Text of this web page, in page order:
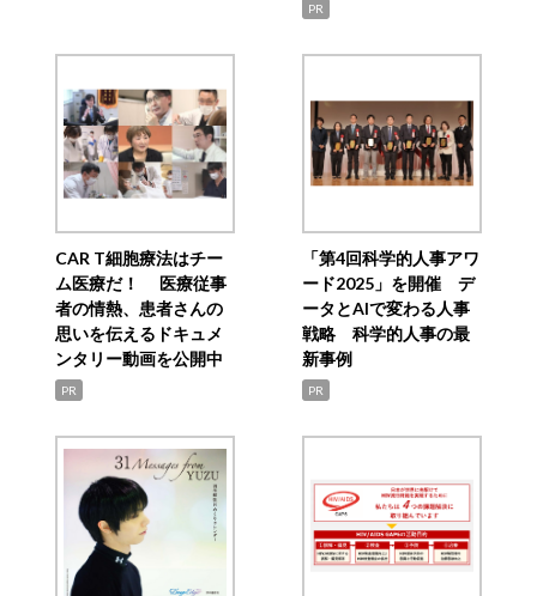
PR
CAR T細胞療法はチー
ム医療だ！ 医療従事
者の情熱、患者さんの
思いを伝えるドキュメ
ンタリー動画を公開中
PR
「第4回科学的人事アワ
ード2025」を開催 デ
ータとAIで変わる人事
戦略 科学的人事の最
新事例
PR